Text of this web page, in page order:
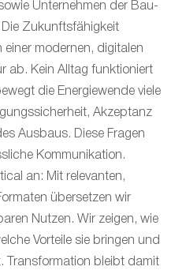
Unternehmen der Bau-
Zukunftsfähigkeit
modernen, digitalen
ab. Kein Alltag funktioniert
die Energiewende viele
Akzeptanz
Ausbaus. Diese Fragen
Kommunikation.
an: Mit relevanten,
übersetzen wir
Nutzen. Wir zeigen, wie
Vorteile sie bringen und
Transformation bleibt damit